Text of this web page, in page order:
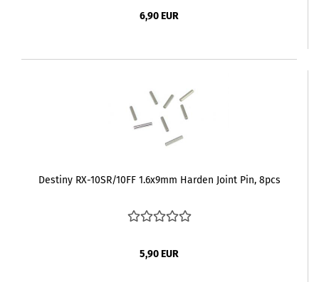
6,90 EUR
Destiny RX-10SR/10FF 1.6x9mm Harden Joint Pin, 8pcs
5,90 EUR